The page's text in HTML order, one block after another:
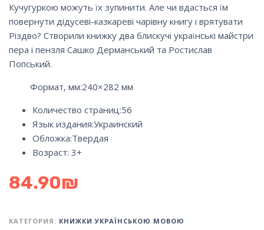
Кучугуркою можуть їх зупинити. Але чи вдасться їм
повернути дідусеві-казкареві чарівну книгу і врятувати
Різдво? Створили книжку два блискучі українські майстри
пера і пензля Сашко Дерманський та Ростислав
Попський.
Формат, мм:240×282 мм
Количество страниц:56
Язык издания:Украинский
Обложка:Твердая
Возраст: 3+
84.90₪
КАТЕГОРИЯ: КНИЖКИ УКРАЇНСЬКОЮ МОВОЮ